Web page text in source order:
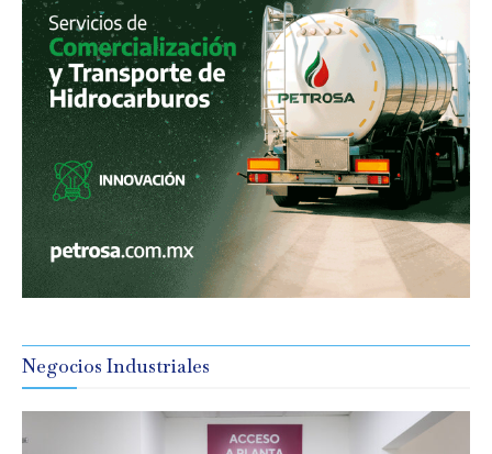
Negocios Industriales